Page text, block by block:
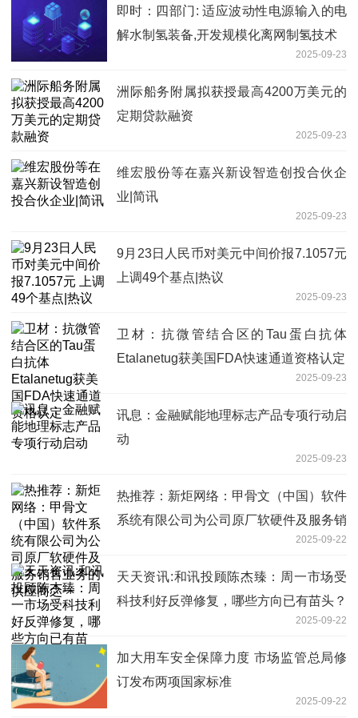
即时：四部门: 适应波动性电源输入的电
解水制氢装备,开发规模化离网制氢技术
2025-09-23
洲际船务附属拟获授最高4200万美元的
定期贷款融资
2025-09-23
维宏股份等在嘉兴新设智造创投合伙企
业|简讯
2025-09-23
9月23日人民币对美元中间价报7.1057元
上调49个基点|热议
2025-09-23
卫材：抗微管结合区的Tau蛋白抗体
Etalanetug获美国FDA快速通道资格认定
2025-09-23
讯息：金融赋能地理标志产品专项行动启
动
2025-09-23
热推荐：新炬网络：甲骨文（中国）软件
系统有限公司为公司原厂软硬件及服务销
2025-09-22
天天资讯:和讯投顾陈杰臻：周一市场受
科技利好反弹修复，哪些方向已有苗头？
2025-09-22
加大用车安全保障力度 市场监管总局修
订发布两项国家标准
2025-09-22